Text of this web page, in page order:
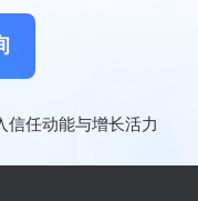
信任动能与增长活力